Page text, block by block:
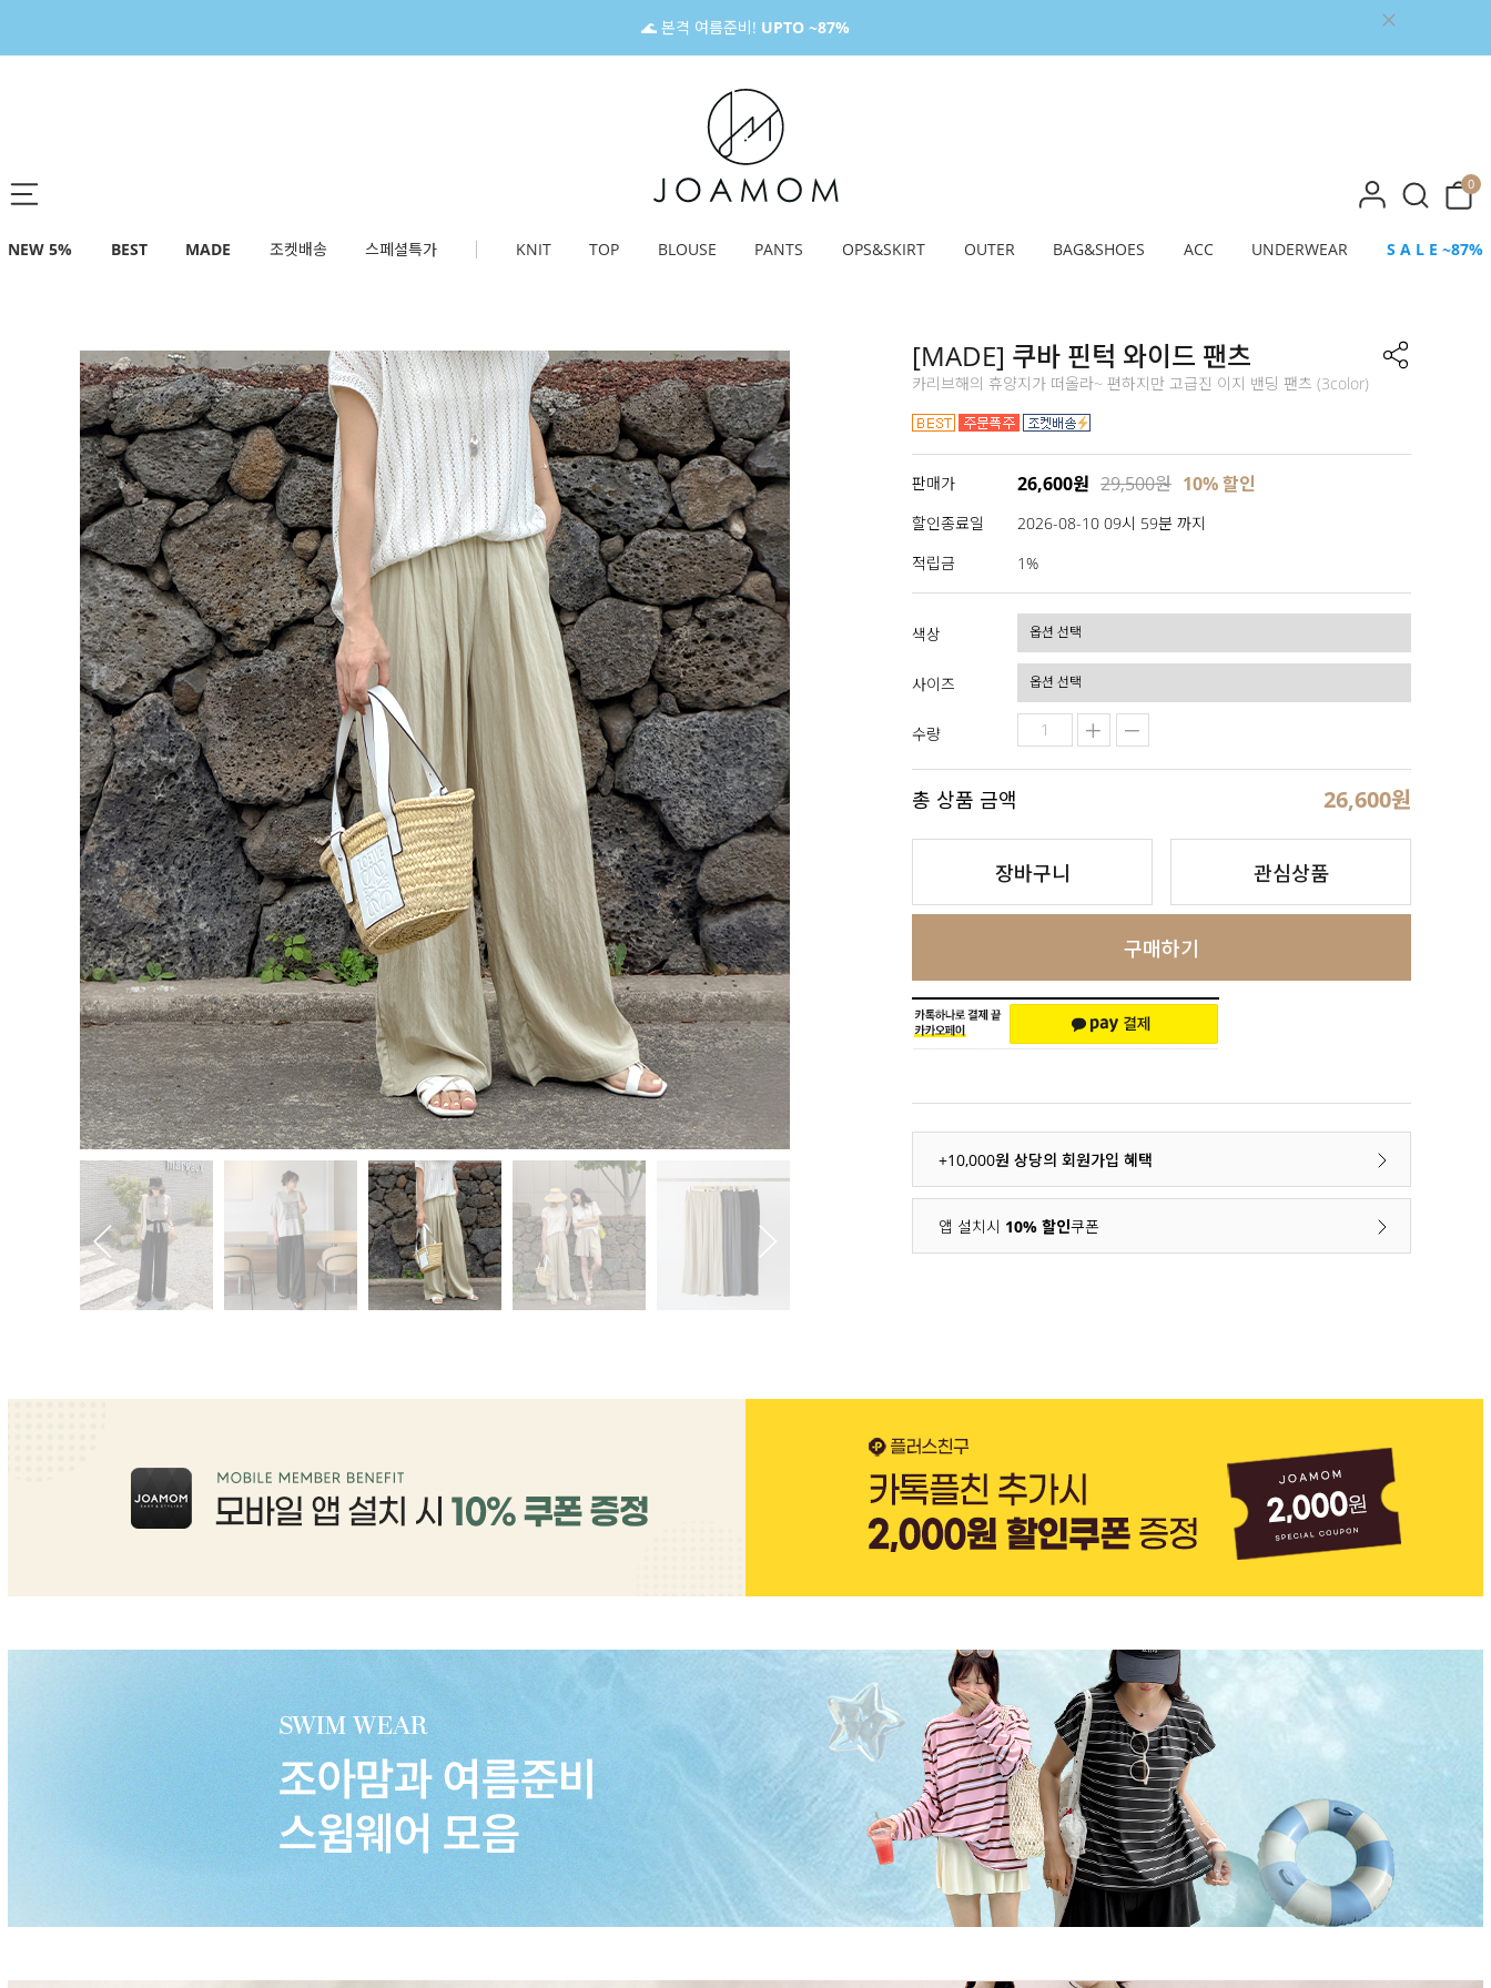
🌊 본격 여름준비! UPTO ~87%
0
NEW 5% BEST MADE 조켓배송 스페셜특가 KNIT TOP BLOUSE PANTS OPS&SKIRT OUTER BAG&SHOES ACC UNDERWEAR S A L E ~87%
[MADE] 쿠바 핀턱 와이드 팬츠
카리브해의 휴양지가 떠올라~ 편하지만 고급진 이지 밴딩 팬츠 (3color)
판매가 26,600원 29,500원 10% 할인
할인종료일
2026-08-10 09시 59분 까지
적립금
1%
색상
사이즈
수량
총 상품 금액 26,600원
장바구니 관심상품
구매하기
+10,000원 상당의 회원가입 혜택
앱 설치시 10% 할인쿠폰